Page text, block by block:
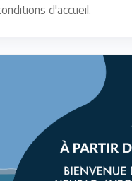
d'accueil.